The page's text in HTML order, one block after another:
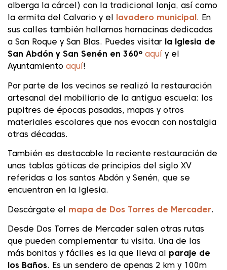
alberga la cárcel) con la tradicional lonja, así como
la ermita del Calvario y el
lavadero municipal . En
sus calles también hallamos hornacinas dedicadas
a San Roque y San Blas. Puedes visitar
la Iglesia de
San Abdón y San Senén en 360º aquí
y el
Ayuntamiento aquí !
Por parte de los vecinos se realizó la restauración
artesanal del mobiliario de la antigua escuela: los
pupitres de épocas pasadas, mapas y otros
materiales escolares que nos evocan con nostalgia
otras décadas.
También es destacable la reciente restauración de
unas tablas góticas de principios del siglo XV
referidas a los santos Abdón y Senén, que se
encuentran en la Iglesia.
Descárgate el mapa de Dos Torres de Mercader.
Desde Dos Torres de Mercader salen otras rutas
que pueden complementar tu visita. Una de las
más bonitas y fáciles es la que lleva al
paraje de
los Baños. Es un sendero de apenas 2 km y 100m